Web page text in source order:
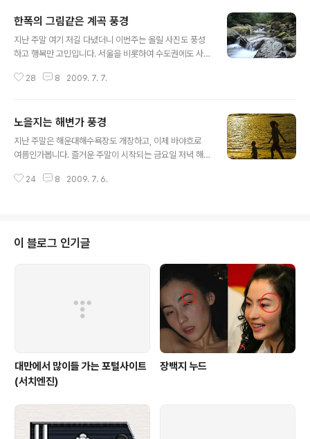
한폭의 그림같은 계곡 풍경
지난 주말 여기 저길 다녔더니 이번주는 올릴 사진도 풍성
하고 행복만 고민입니다. 서울을 비롯하여 수도권에도 사
름다움 풍경은 많이 숨어있습니다. 이번에는 경남 의령을
든 계곡 한폭의 그림과 같은 멋진 풍경입니다. 그리고 그 아
래로 물흐름을 잡아보았습니다. 이사진을 담는데 정말 여
러 장을 찍을수 밖에 없었습니다. 왜냐구요? 아직 서툴러서
얗게 떠버려서 혼났습니다..ㅋㅋ 그리고 조금 더 내려가니
28 8 2009. 7. 7.
노을지는 해변가 풍경
지난 주말은 해운대해수욕장도 개장하고, 이제 바야흐로
여름인가봅니다. 즐거운 주말이 시작되는 금요일 저녁 해
습니다..^^ㅡ.ㅡ;; 해가 지기전, 서서히 어두워지는 바닷가
아장아장 걷고 그 뒤로 엄마가 아이를 따라가는 모습 한폭
의 그림을 보는 것 같았습니다. 그리고 이젠 아빠까지 등장
~ 세식구의 아름다운 모습이죠~ 그리고 아까 연인커플은
둘이서 해변을 다시 거니는 모습이 한편으론 부러워보였습
니다. 이젠 해도 저 바다 수평선 밑으로 사라질려고 폼을 잡
네요. 그리고 저와같은 분이 사진을 찍기 ..
24 8 2009. 7. 6.
이 블로그 인기글
대만에서 많이들 가는 포털사이트
(서치엔진)
장백지 누드